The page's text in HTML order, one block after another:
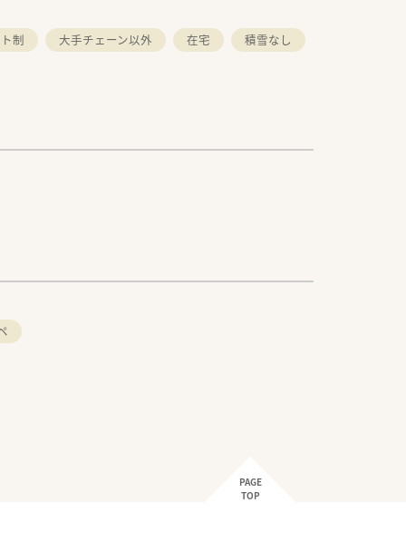
制 大手チェーン以外 在宅
積雪なし
PAGE
TOP